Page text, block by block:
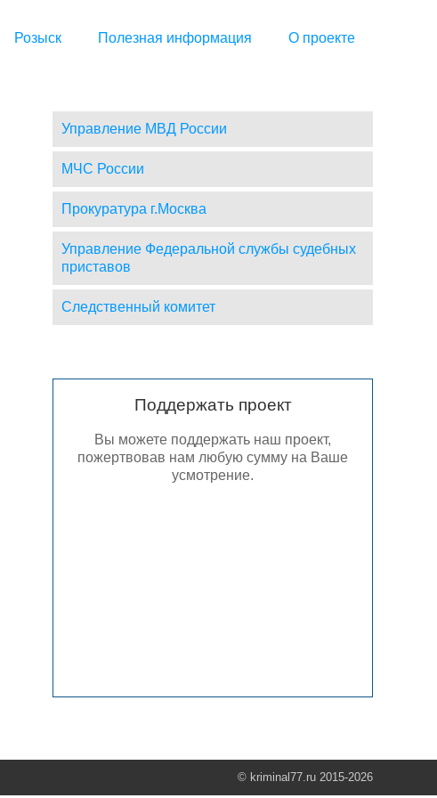
Розыск Полезная информация О проекте
Управление МВД России
МЧС России
Прокуратура г.Москва
Управление Федеральной службы судебных
приставов
Следственный комитет
Поддержать проект
Вы можете поддержать наш проект,
пожертвовав нам любую сумму на Ваше
усмотрение.
© kriminal77.ru 2015-2026